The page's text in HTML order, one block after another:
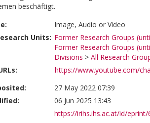
beschäftigt.
Image, Audio or Video
Units: Former Research Groups
Former Research Groups
Divisions > All Research
https://www.youtube.com/
27 May 2022 07:39
06 Jun 2025 13:43
https://irihs.ihs.ac.at/id/eprint/